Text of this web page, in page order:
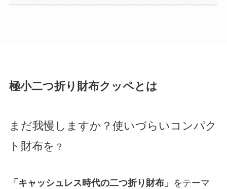
極小二つ折り財布クッペとは
まだ我慢しますか？使いづらいコンパク
ト財布を ？
「キャッシュレス時代の二つ折り財布」 をテーマ